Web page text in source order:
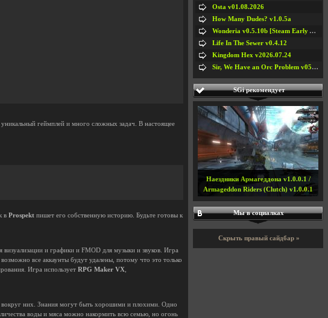
уникальный геймплей и много сложных задач. В настоящее
в Prospekt пишет его собственную историю. Будьте готовы к
визуализации и графики и FMOD для музыки и звуков. Игра
все аккаунты будут удалены, потому что это только
Игра использует RPG Maker VX
вокруг них. Знания могут быть хорошими и плохими. Одно
воды и мяса можно накормить всю семью, но огонь
Osta v01.08.2026
How Many Dudes? v1.0.5a
Wonderia v0.5.10b [Steam Early Access]
Life In The Sewer v0.4.12
Kingdom Hex v2026.07.24
Sir, We Have an Orc Problem v05.08.2026
SGi рекомендует
Наездники Армагеддона v1.0.0.1 /
Armageddon Riders (Clutch) v1.0.0.1
Мы в социалках
Скрыть правый сайдбар »